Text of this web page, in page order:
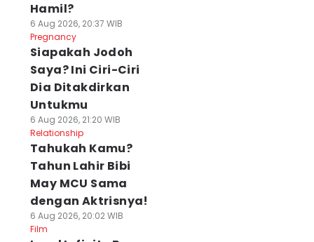
Hamil?
6 Aug 2026, 20:37 WIB
Pregnancy
Siapakah Jodoh
Saya? Ini Ciri-Ciri
Dia Ditakdirkan
Untukmu
6 Aug 2026, 21:20 WIB
Relationship
Tahukah Kamu?
Tahun Lahir Bibi
May MCU Sama
dengan Aktrisnya!
6 Aug 2026, 20:02 WIB
Film